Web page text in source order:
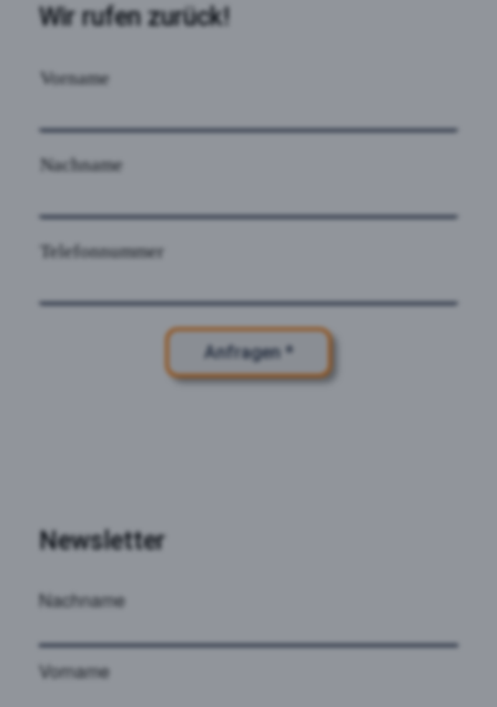
Wir rufen zurück!
Vorname
Nachname
Telefonnummer
Anfragen *
Newsletter
Nachname
Vorname